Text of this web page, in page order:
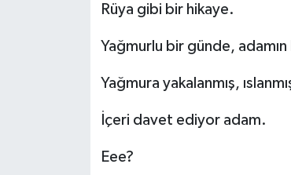
Rüya gibi bir hikaye.
Yağmurlu bir günde, adamın
Yağmura yakalanmış,
İçeri davet ediyor adam.
Eee?